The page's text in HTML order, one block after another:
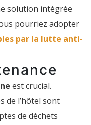
solution intégrée
pourriez adopter
par la lutte anti-
est crucial.
de l’hôtel sont
de déchets